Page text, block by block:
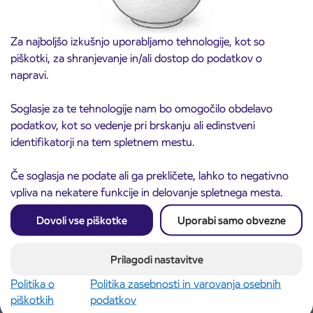
Za najboljšo izkušnjo uporabljamo tehnologije, kot so
piškotki, za shranjevanje in/ali dostop do podatkov o
napravi.
Soglasje za te tehnologije nam bo omogočilo obdelavo
podatkov, kot so vedenje pri brskanju ali edinstveni
identifikatorji na tem spletnem mestu.
Če soglasja ne podate ali ga prekličete, lahko to negativno
vpliva na nekatere funkcije in delovanje spletnega mesta.
Dovoli vse piškotke Uporabi samo obvezne
Prilagodi nastavitve
Politika o
piškotkih
Politika zasebnosti in varovanja osebnih
podatkov
3. 8. 2026
Obvestilo o popolni zapori ceste
ČEŠNJEVEK – TRATA
Kranj